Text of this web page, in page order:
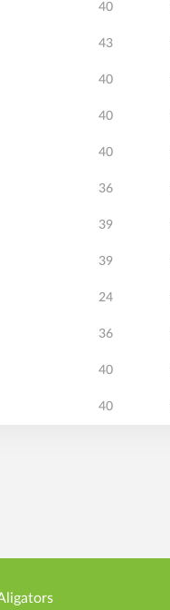
40
43
40
40
40
36
39
39
24
36
40
40